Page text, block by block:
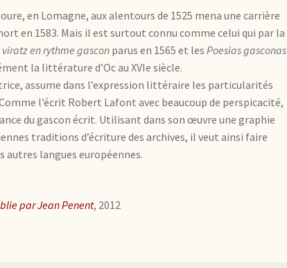
en Lomagne, aux alentours de 1525 mena une carrière
en 1583. Mais il est surtout connu comme celui qui par la
en rythme gascon parus en 1565 et lesPoesias gasconas
la littérature d’Oc au XVIe siècle.
assume dans l’expression littéraire les particularités
l’écrit Robert Lafont avec beaucoup de perspicacité,
du gascon écrit. Utilisant dans son œuvre une graphie
traditions d’écriture des archives, il veut ainsi faire
autres langues européennes.
par Jean Penent, 2012